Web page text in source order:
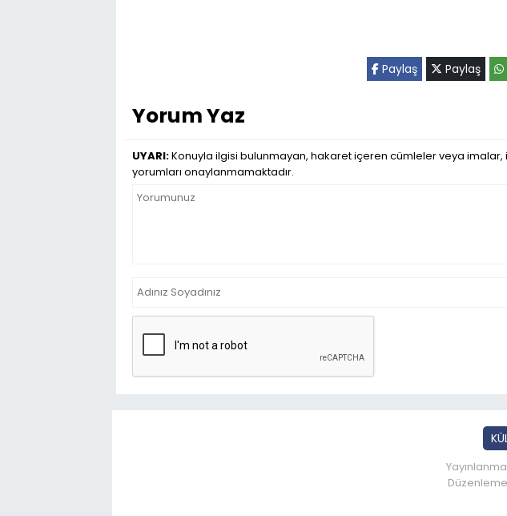
Paylaş Paylaş
Yorum Yaz
UYARI:Konuyla ilgisi bulunmayan, hakaret içeren cümleler veya imalar,
yorumları onaylanmamaktadır.